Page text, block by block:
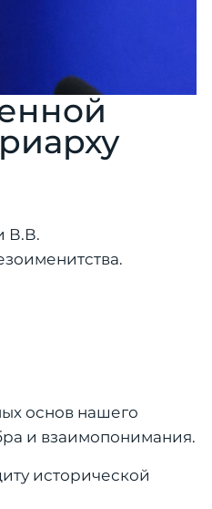
В.В.
основ нашего
и взаимопонимания.
исторической